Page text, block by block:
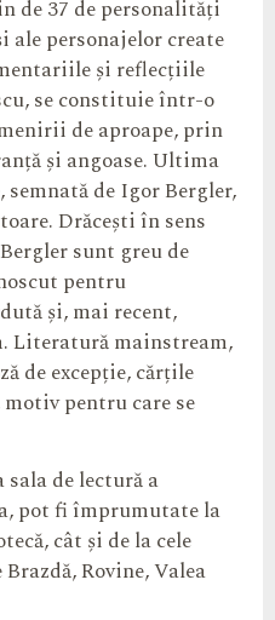
de 37 de personalități
personajelor create
și reflecțiile
se constituie într-o
de aproape, prin
și angoase. Ultima
de Igor Bergler,
Drăcești în sens
sunt greu de
pentru
și, mai recent,
Literatură mainstream,
de excepție, cărțile
pentru care se
de lectură a
pot fi împrumutate la
cât și de la cele
Rovine, Valea